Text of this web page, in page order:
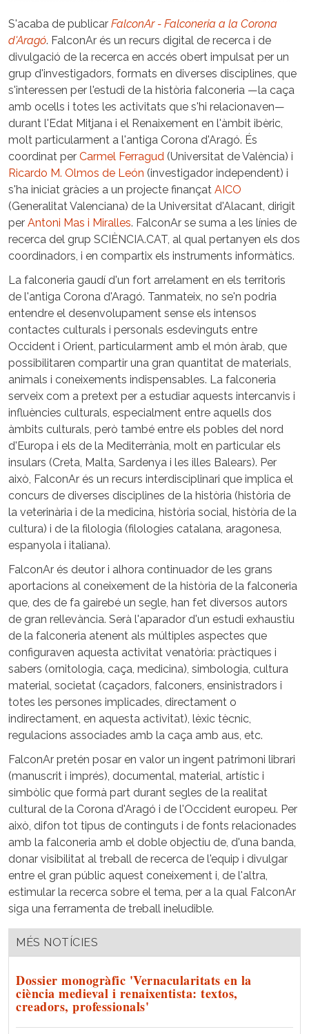
S'acaba de publicar FalconAr - Falconeria a la Corona
d'Aragó. FalconAr és un recurs digital de recerca i de
divulgació de la recerca en accés obert impulsat per un
grup d'investigadors, formats en diverses disciplines, que
s'interessen per l'estudi de la història falconeria —la caça
amb ocells i totes les activitats que s'hi relacionaven—
durant l'Edat Mitjana i el Renaixement en l'àmbit ibèric,
molt particularment a l'antiga Corona d'Aragó. És
coordinat per Carmel Ferragud (Universitat de València) i
Ricardo M. Olmos de León (investigador independent) i
s'ha iniciat gràcies a un projecte finançat AICO
(Generalitat Valenciana) de la Universitat d'Alacant, dirigit
per Antoni Mas i Miralles. FalconAr se suma a les línies de
recerca del grup SCIÈNCIA.CAT, al qual pertanyen els dos
coordinadors, i en compartix els instruments informàtics.
La falconeria gaudí d'un fort arrelament en els territoris
de l'antiga Corona d'Aragó. Tanmateix, no se'n podria
entendre el desenvolupament sense els intensos
contactes culturals i personals esdevinguts entre
Occident i Orient, particularment amb el món àrab, que
possibilitaren compartir una gran quantitat de materials,
animals i coneixements indispensables. La falconeria
serveix com a pretext per a estudiar aquests intercanvis i
influències culturals, especialment entre aquells dos
àmbits culturals, però també entre els pobles del nord
d'Europa i els de la Mediterrània, molt en particular els
insulars (Creta, Malta, Sardenya i les illes Balears). Per
això, FalconAr és un recurs interdisciplinari que implica el
concurs de diverses disciplines de la història (història de
la veterinària i de la medicina, història social, història de la
cultura) i de la filologia (filologies catalana, aragonesa,
espanyola i italiana).
FalconAr és deutor i alhora continuador de les grans
aportacions al coneixement de la història de la falconeria
que, des de fa gairebé un segle, han fet diversos autors
de gran rellevància. Serà l'aparador d'un estudi exhaustiu
de la falconeria atenent als múltiples aspectes que
configuraven aquesta activitat venatòria: pràctiques i
sabers (ornitologia, caça, medicina), simbologia, cultura
material, societat (caçadors, falconers, ensinistradors i
totes les persones implicades, directament o
indirectament, en aquesta activitat), lèxic tècnic,
regulacions associades amb la caça amb aus, etc.
FalconAr pretén posar en valor un ingent patrimoni librari
(manuscrit i imprés), documental, material, artístic i
simbòlic que formà part durant segles de la realitat
cultural de la Corona d'Aragó i de l'Occident europeu. Per
això, difon tot tipus de continguts i de fonts relacionades
amb la falconeria amb el doble objectiu de, d'una banda,
donar visibilitat al treball de recerca de l'equip i divulgar
entre el gran públic aquest coneixement i, de l'altra,
estimular la recerca sobre el tema, per a la qual FalconAr
siga una ferramenta de treball ineludible.
MÉS NOTÍCIES
Dossier monogràfic 'Vernacularitats en la
ciència medieval i renaixentista: textos,
creadors, professionals'